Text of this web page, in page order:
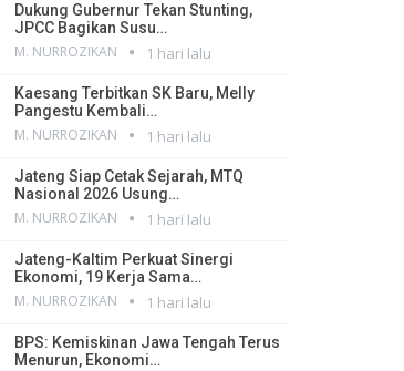
Dukung Gubernur Tekan Stunting,
JPCC Bagikan Susu…
M. NURROZIKAN 1 hari lalu
Kaesang Terbitkan SK Baru, Melly
Pangestu Kembali…
M. NURROZIKAN 1 hari lalu
Jateng Siap Cetak Sejarah, MTQ
Nasional 2026 Usung…
M. NURROZIKAN 1 hari lalu
Jateng-Kaltim Perkuat Sinergi
Ekonomi, 19 Kerja Sama…
M. NURROZIKAN 1 hari lalu
BPS: Kemiskinan Jawa Tengah Terus
Menurun, Ekonomi…